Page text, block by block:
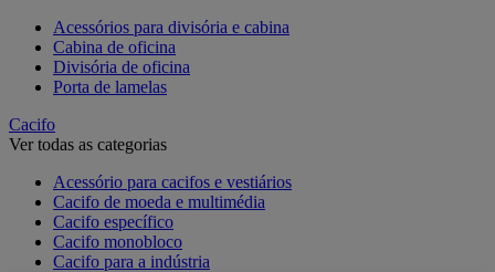
Acessórios para divisória e cabina
Cabina de oficina
Divisória de oficina
Porta de lamelas
Cacifo
Ver todas as categorias
Acessório para cacifos e vestiários
Cacifo de moeda e multimédia
Cacifo específico
Cacifo monobloco
Cacifo para a indústria